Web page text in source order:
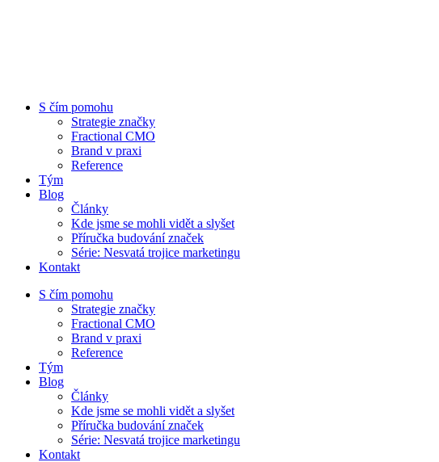
S čím pomohu
Strategie značky
Fractional CMO
Brand v praxi
Reference
Tým
Blog
Články
Kde jsme se mohli vidět a slyšet
Příručka budování značek
Série: Nesvatá trojice marketingu
Kontakt
S čím pomohu
Strategie značky
Fractional CMO
Brand v praxi
Reference
Tým
Blog
Články
Kde jsme se mohli vidět a slyšet
Příručka budování značek
Série: Nesvatá trojice marketingu
Kontakt